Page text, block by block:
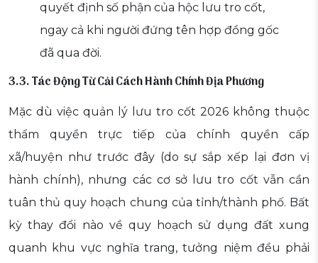
quyết định số phận của hộc lưu tro cốt,
ngay cả khi người đứng tên hợp đồng gốc
đã qua đời.
3.3. Tác Động Từ Cải Cách Hành Chính Địa Phương
Mặc dù việc quản lý lưu tro cốt 2026 không thuộc
thẩm quyền trực tiếp của chính quyền cấp
xã/huyện như trước đây (do sự sắp xếp lại đơn vị
hành chính), nhưng các cơ sở lưu tro cốt vẫn cần
tuân thủ quy hoạch chung của tỉnh/thành phố. Bất
kỳ thay đổi nào về quy hoạch sử dụng đất xung
quanh khu vực nghĩa trang, tưởng niệm đều phải